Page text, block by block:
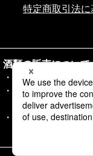
特定商取引法
酒類の販売について
20歳未満の飲酒
20歳以上である
せん。
当サイトの酒類
copyright (c) クイ